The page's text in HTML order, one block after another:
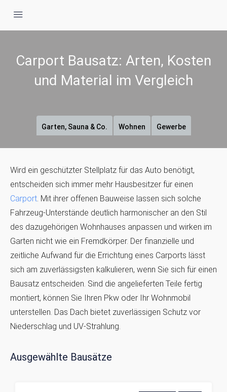
Carport Bausatz: Arten, Kosten
und Material im Vergleich
Garten, Sauna & Co. Wohnen Gewerbe
Wird ein geschützter Stellplatz für das Auto benötigt,
entscheiden sich immer mehr Hausbesitzer für einen
Carport. Mit ihrer offenen Bauweise lassen sich solche
Fahrzeug-Unterstände deutlich harmonischer an den Stil
des dazugehörigen Wohnhauses anpassen und wirken im
Garten nicht wie ein Fremdkörper. Der finanzielle und
zeitliche Aufwand für die Errichtung eines Carports lässt
sich am zuverlässigsten kalkulieren, wenn Sie sich für einen
Bausatz entscheiden. Sind die angelieferten Teile fertig
montiert, können Sie Ihren Pkw oder Ihr Wohnmobil
unterstellen. Das Dach bietet zuverlässigen Schutz vor
Niederschlag und UV-Strahlung.
Ausgewählte Bausätze